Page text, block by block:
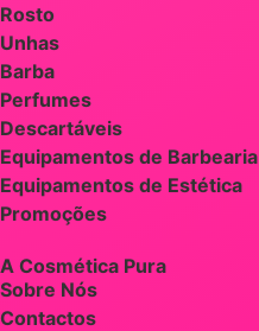
Rosto
Unhas
Barba
Perfumes
Descartáveis
Equipamentos de Barbearia
Equipamentos de Estética
Promoções
A Cosmética Pura
Sobre Nós
Contactos